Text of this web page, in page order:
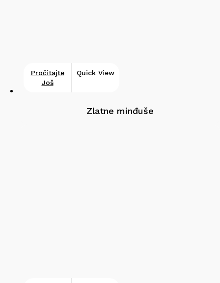
Pročitajte
Još
Quick View
Zlatne minđuše